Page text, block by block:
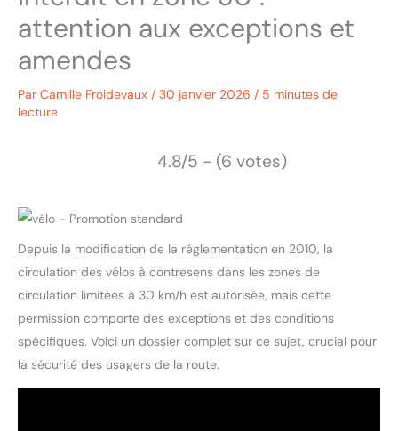
attention aux exceptions et
amendes
Par Camille Froidevaux / 30 janvier 2026 / 5 minutes de
lecture
4.8/5 - (6 votes)
Depuis la modification de la réglementation en 2010, la
circulation des vélos à contresens dans les zones de
circulation limitées à 30 km/h est autorisée, mais cette
permission comporte des exceptions et des conditions
spécifiques. Voici un dossier complet sur ce sujet, crucial pour
la sécurité des usagers de la route.